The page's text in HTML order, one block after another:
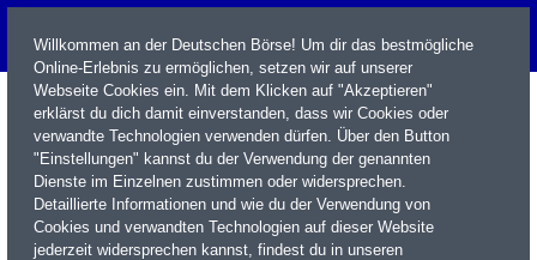
Name / WKN / ISIN / Kürzel
Willkommen an der Deutschen Börse! Um dir das bestmögliche
Online-Erlebnis zu ermöglichen, setzen wir auf unserer
Webseite Cookies ein. Mit dem Klicken auf "Akzeptieren"
erklärst du dich damit einverstanden, dass wir Cookies oder
verwandte Technologien verwenden dürfen. Über den Button
"Einstellungen" kannst du der Verwendung der genannten
Dienste im Einzelnen zustimmen oder widersprechen.
Detaillierte Informationen und wie du der Verwendung von
Cookies und verwandten Technologien auf dieser Website
jederzeit widersprechen kannst, findest du in unseren